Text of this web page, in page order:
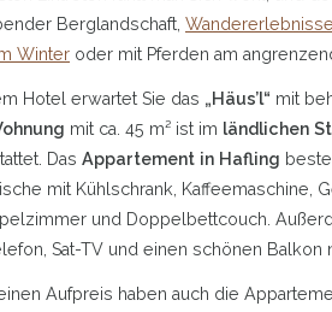
Berglandschaft,
Winter oder mit Pferden am
Hotel erwartet Sie das „Häus’l“ mit
mit ca. 45 m² ist im ländlichen
Das Appartement in Hafling
mit Kühlschrank, Kaffeemaschine,
und Doppelbettcouch.
Sat-TV und einen schönen
Aufpreis haben auch die